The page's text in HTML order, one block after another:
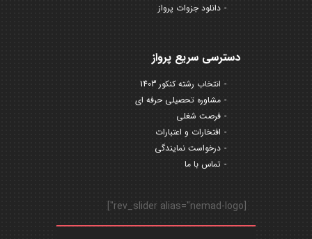
دانلود جزوات پرواز
دسترسی سریع پرواز
انتخاب رشته کنکور 1403
مشاوره تحصیلی حرفه ای
فرصت شغلی
افتخارات و اعتبارات
درخواست نمایندگی
تماس با ما
[rev_slider alias="nemad-logo"]